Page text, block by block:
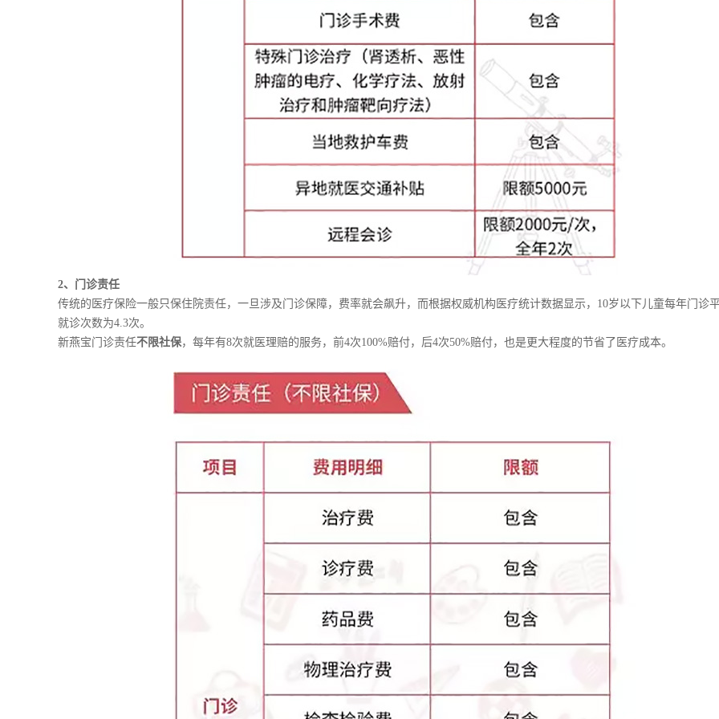
2、门诊责任
传统的医疗保险一般只保住院责任，一旦涉及门诊保障，费率就会飙升，而根据权威机构医疗统计数据显示，10岁以下儿童每年门诊
就诊次数为4.3次。
新燕宝门诊责任不限社保，每年有8次就医理赔的服务，前4次100%赔付，后4次50%赔付，也是更大程度的节省了医疗成本。